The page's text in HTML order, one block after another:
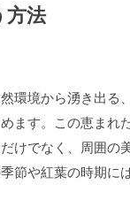
方法
環境から湧き出る
ます。この恵まれ
けでなく、周囲の
節や紅葉の時期に